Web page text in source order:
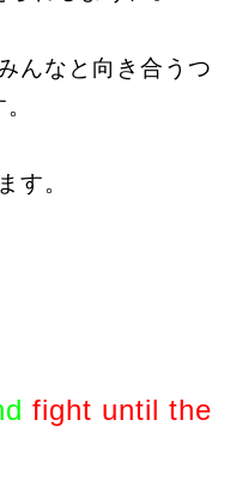
んなと向き合うつ
す。
fight until the